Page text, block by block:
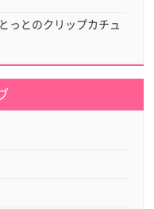
っとのクリップカチュ